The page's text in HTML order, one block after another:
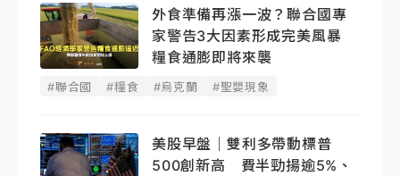
外食準備再漲一波？聯合國專
家警告3大因素形成完美風暴
糧食通膨即將來襲
#聯合國 #糧食 #烏克蘭 #聖嬰現象
美股早盤｜雙利多帶動標普
500創新高 費半勁揚逾5%、